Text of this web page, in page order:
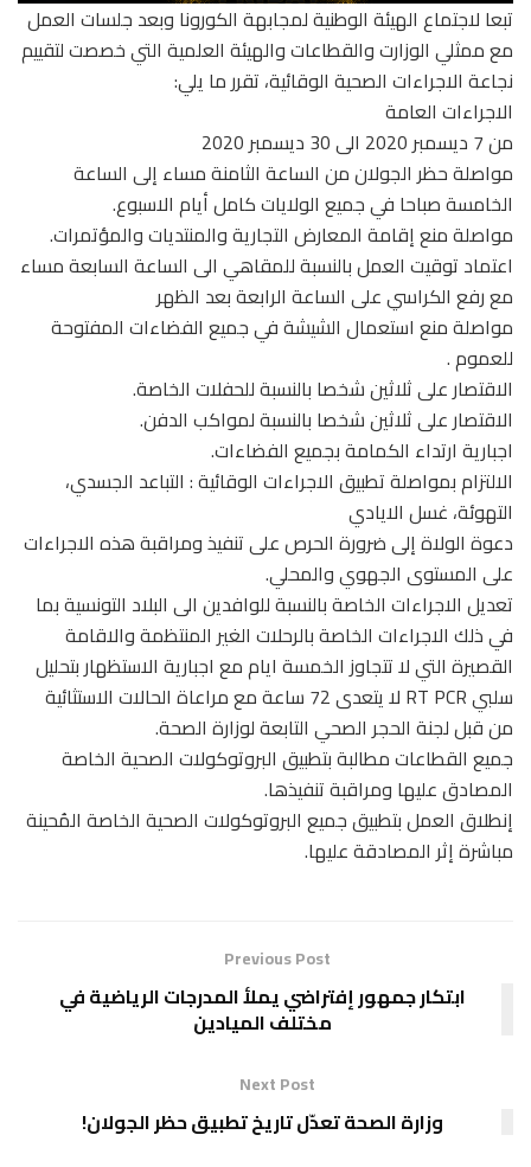
تبعا لاجتماع الهيئة الوطنية لمجابهة الكورونا وبعد جلسات العمل
مع ممثلي الوزارت والقطاعات والهيئة العلمية التي خصصت لتقييم
نجاعة الاجراءات الصحية الوقائية، تقرر ما يلي:
الاجراءات العامة
من 7 ديسمبر 2020 الى 30 ديسمبر 2020
مواصلة حظر الجولان من الساعة الثامنة مساء إلى الساعة
الخامسة صباحا في جميع الولايات كامل أيام الاسبوع.
مواصلة منع إقامة المعارض التجارية والمنتديات والمؤتمرات.
اعتماد توقيت العمل بالنسبة للمقاهي الى الساعة السابعة مساء
مع رفع الكراسي على الساعة الرابعة بعد الظهر
مواصلة منع استعمال الشيشة في جميع الفضاءات المفتوحة
للعموم .
الاقتصار على ثلاثين شخصا بالنسبة للحفلات الخاصة.
الاقتصار على ثلاثين شخصا بالنسبة لمواكب الدفن.
اجبارية ارتداء الكمامة بجميع الفضاءات.
الالتزام بمواصلة تطبيق الاجراءات الوقائية : التباعد الجسدي،
التهوئة، غسل الايادي
دعوة الولاة إلى ضرورة الحرص على تنفيذ ومراقبة هذه الاجراءات
على المستوى الجهوي والمحلي.
تعديل الاجراءات الخاصة بالنسبة للوافدين الى البلاد التونسية بما
في ذلك الاجراءات الخاصة بالرحلات الغير المنتظمة والاقامة
القصيرة التي لا تتجاوز الخمسة ايام مع اجبارية الاستظهار بتحليل
سلبي RT PCR لا يتعدى 72 ساعة مع مراعاة الحالات الاستثائية
من قبل لجنة الحجر الصحي التابعة لوزارة الصحة.
جميع القطاعات مطالبة بتطبيق البروتوكولات الصحية الخاصة
المصادق عليها ومراقبة تنفيذها.
إنطلاق العمل بتطبيق جميع البروتوكولات الصحية الخاصة المُحينة
مباشرة إثر المصادقة عليها.
Previous Post
ابتكار جمهور إفتراضي يملأ المدرجات الرياضية في
مختلف الميادين
Next Post
وزارة الصحة تعدّل تاريخ تطبيق حظر الجولان!